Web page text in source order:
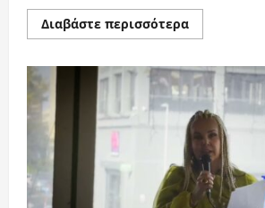
Διαβάστε περισσότεραRead
more
Αγραπίδου
καταθέτει
στεφάνι
στο
Μνημείο
του
Αγνώστου
Στρατιώτη
ενόψει
25ης
Μαρτίου